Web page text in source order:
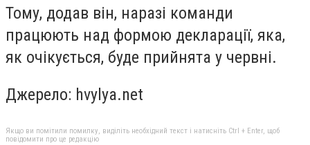
Тому, додав він, наразі команди
працюють над формою декларації, яка,
як очікується, буде прийнята у червні.
Джерело: hvylya.net
Якщо ви помітили помилку, виділіть необхідний текст і натисніть Ctrl + Enter, щоб
повідомити про це редакцію